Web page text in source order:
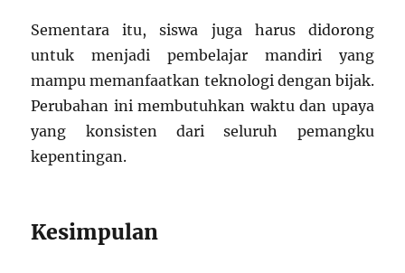
Sementara itu, siswa juga harus didorong
untuk menjadi pembelajar mandiri yang
mampu memanfaatkan teknologi dengan bijak.
Perubahan ini membutuhkan waktu dan upaya
yang konsisten dari seluruh pemangku
kepentingan.
Kesimpulan